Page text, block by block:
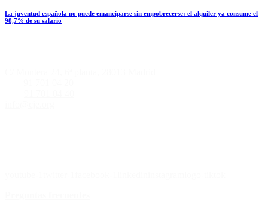
La juventud española no puede emanciparse sin empobrecerse: el alquiler ya consume el
98,7% de su salario